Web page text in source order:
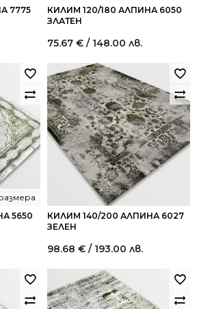
7775
КИЛИМ 120/180 АЛПИНА 6050
ЗЛАТЕН
75.67 € / 148.00 лв.
5650
КИЛИМ 140/200 АЛПИНА 6027
ЗЕЛЕН
98.68 € / 193.00 лв.